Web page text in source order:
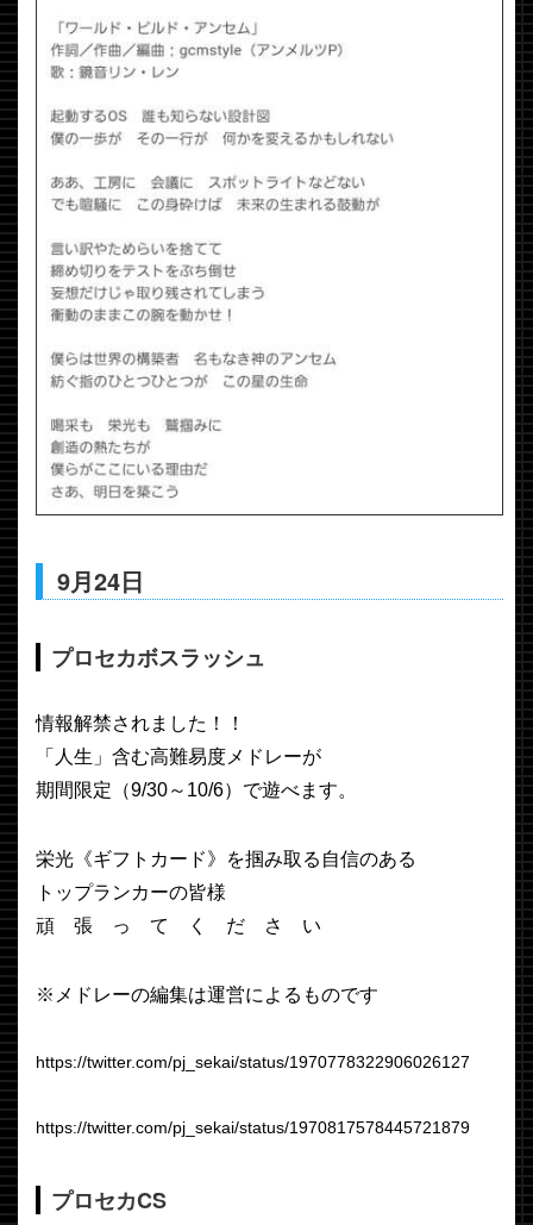
9月24日
プロセカボスラッシュ
情報解禁されました！！
「人生」含む高難易度メドレーが
期間限定（9/30～10/6）で遊べます。
栄光《ギフトカード》を掴み取る自信のある
トップランカーの皆様
頑 張 っ て く だ さ い
※メドレーの編集は運営によるものです
https://twitter.com/pj_sekai/status/1970778322906026127
https://twitter.com/pj_sekai/status/1970817578445721879
プロセカCS